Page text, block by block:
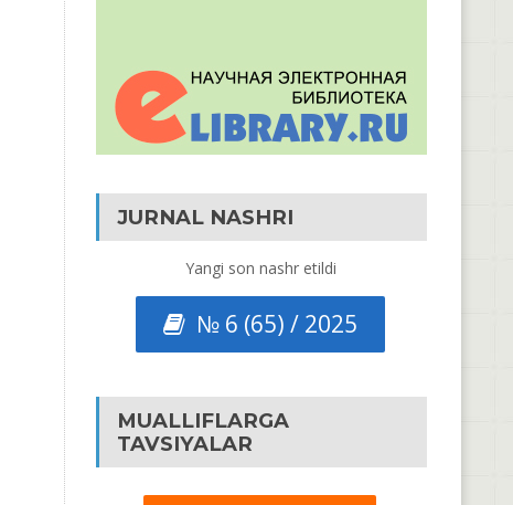
JURNAL NASHRI
Yangi son nashr etildi
№ 6 (65) / 2025
MUALLIFLARGA
TAVSIYALAR